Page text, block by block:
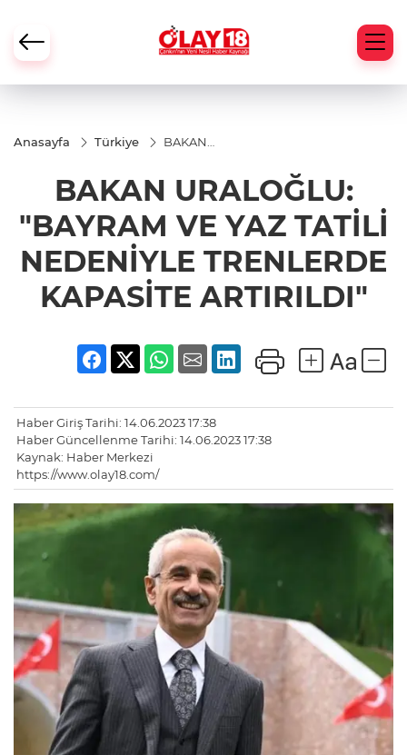
Anasayfa Türkiye
BAKAN
YAZ TATİLİ
NEDENİYLE
TRENLERDE
KAPASİTE
BAKAN URALOĞLU:
"BAYRAM VE YAZ TATİLİ
NEDENİYLE TRENLERDE
KAPASİTE ARTIRILDI"
Haber Giriş Tarihi: 14.06.2023 17:38
Haber Güncellenme Tarihi: 14.06.2023 17:38
Kaynak: Haber Merkezi
https://www.olay18.com/